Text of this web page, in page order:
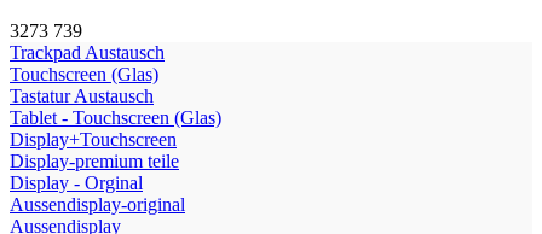
3273 739
Trackpad Austausch
Touchscreen (Glas)
Tastatur Austausch
Tablet - Touchscreen (Glas)
Display+Touchscreen
Display-premium teile
Display - Orginal
Aussendisplay-original
Aussendisplay